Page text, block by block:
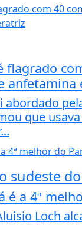
flagrado
anfetamina
que
sudeste
é a 4ª
Loch